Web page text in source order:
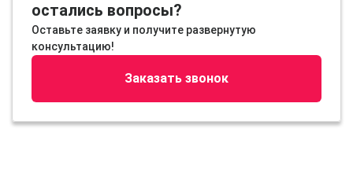
остались вопросы?
Оставьте заявку и получите развернутую
консультацию!
Заказать звонок